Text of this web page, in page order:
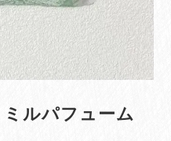
ミルパフューム